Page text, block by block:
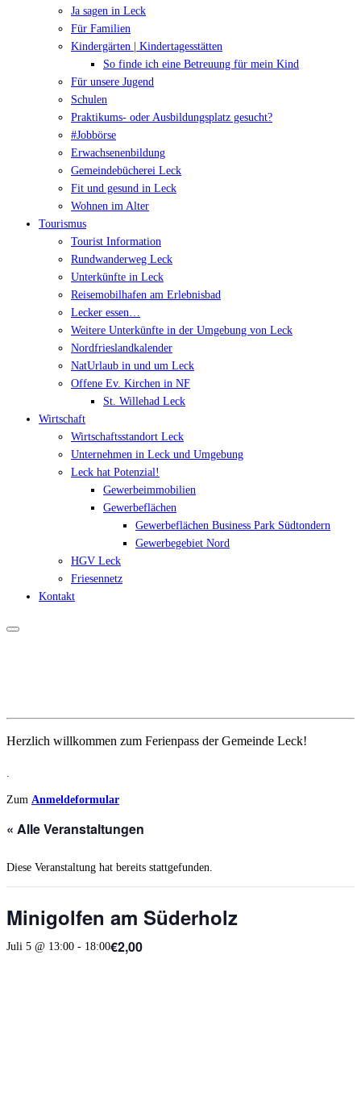
Ja sagen in Leck
Für Familien
Kindergärten | Kindertagesstätten
So finde ich eine Betreuung für mein Kind
Für unsere Jugend
Schulen
Praktikums- oder Ausbildungsplatz gesucht?
#Jobbörse
Erwachsenenbildung
Gemeindebücherei Leck
Fit und gesund in Leck
Wohnen im Alter
Tourismus
Tourist Information
Rundwanderweg Leck
Unterkünfte in Leck
Reisemobilhafen am Erlebnisbad
Lecker essen…
Weitere Unterkünfte in der Umgebung von Leck
Nordfrieslandkalender
NatUrlaub in und um Leck
Offene Ev. Kirchen in NF
St. Willehad Leck
Wirtschaft
Wirtschaftsstandort Leck
Unternehmen in Leck und Umgebung
Leck hat Potenzial!
Gewerbeimmobilien
Gewerbeflächen
Gewerbeflächen Business Park Südtondern
Gewerbegebiet Nord
HGV Leck
Friesennetz
Kontakt
Herzlich willkommen zum Ferienpass der Gemeinde Leck!
Zum Anmeldeformular
« Alle Veranstaltungen
Diese Veranstaltung hat bereits stattgefunden.
Minigolfen am Süderholz
Juli 5 @ 13:00 - 18:00€2,00